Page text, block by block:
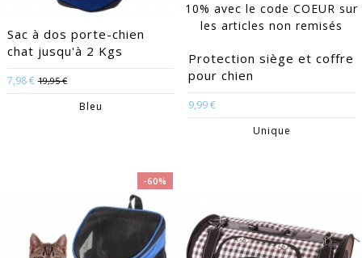
Sac à dos porte-chien
chat jusqu'à 2 Kgs
7,98 € 19,95 €
Bleu
10% avec le code COEUR sur
les articles non remisés
Protection siège et coffre
pour chien
9,99 €
Unique
-60%